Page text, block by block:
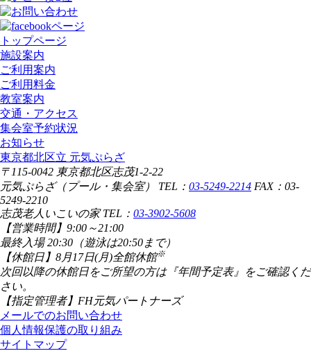
トップページ
施設案内
ご利用案内
ご利用料金
教室案内
交通・アクセス
集会室予約状況
お知らせ
東京都北区立 元気ぷらざ
〒115-0042 東京都北区志茂1-2-22
元気ぷらざ（プール・集会室） TEL： 03-5249-2214 FAX：03-
5249-2210
志茂老人いこいの家 TEL： 03-3902-5608
【営業時間】 9:00～21:00
最終入場 20:30（遊泳は20:50まで）
【休館日】 8月17日(月)全館休館※
次回以降の休館日をご所望の方は『年間予定表』をご確認くだ
さい。
【指定管理者】 FH元気パートナーズ
メールでのお問い合わせ
個人情報保護の取り組み
サイトマップ